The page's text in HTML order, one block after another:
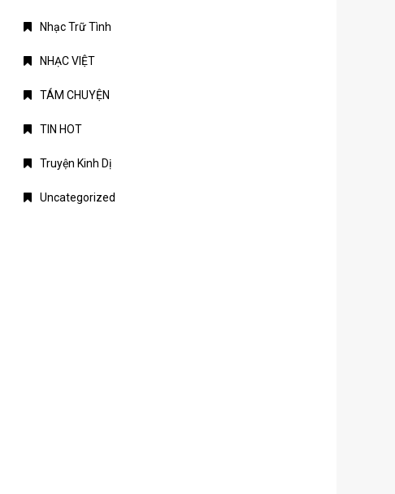
Nhạc Trữ Tình
NHẠC VIỆT
TÁM CHUYỆN
TIN HOT
Truyện Kinh Dị
Uncategorized